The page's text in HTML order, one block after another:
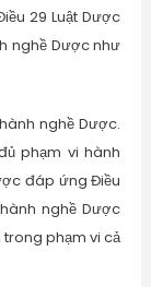
29 Luật Dược
nghề Dược như
nghề Dược.
phạm vi hành
đáp ứng Điều
nghề Dược
phạm vi cả